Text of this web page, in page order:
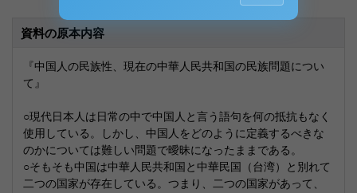
資料の原本内容
『中国人の民族性、現在の中華人民共和国の民族問題につい
て』
○現代日本人は日常の中で中国人と言う語句を何の抵抗もなく
使用している。しかし、中国人をどのように定義するべきな
のかについては難しい問題で曖昧になったままである。
○そもそも中国は中華人民共和国と中華民国（台湾）と別れて
二つの国家が存在している。つまり、二つの国家があって、